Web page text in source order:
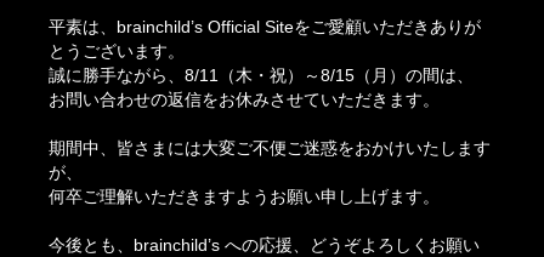
平素は、brainchild’s Official Siteをご愛顧いただきありが
とうございます。
誠に勝手ながら、8/11（木・祝）～8/15（月）の間は、
お問い合わせの返信をお休みさせていただきます。
期間中、皆さまには大変ご不便ご迷惑をおかけいたします
が、
何卒ご理解いただきますようお願い申し上げます。
今後とも、brainchild’s への応援、どうぞよろしくお願い